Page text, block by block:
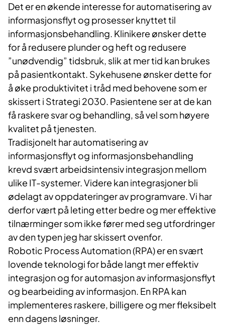
Det er en økende interesse for automatisering av
informasjonsflyt og prosesser knyttet til
informasjonsbehandling. Klinikere ønsker dette
for å redusere plunder og heft og redusere
”unødvendig” tidsbruk, slik at mer tid kan brukes
på pasientkontakt. Sykehusene ønsker dette for
å øke produktivitet i tråd med behovene som er
skissert i Strategi 2030. Pasientene ser at de kan
få raskere svar og behandling, så vel som høyere
kvalitet på tjenesten.
Tradisjonelt har automatisering av
informasjonsflyt og informasjonsbehandling
krevd svært arbeidsintensiv integrasjon mellom
ulike IT-systemer. Videre kan integrasjoner bli
ødelagt av oppdateringer av programvare. Vi har
derfor vært på leting etter bedre og mer effektive
tilnærminger som ikke fører med seg utfordringer
av den typen jeg har skissert ovenfor.
Robotic Process Automation (RPA) er en svært
lovende teknologi for både langt mer effektiv
integrasjon og for automasjon av informasjonsflyt
og bearbeiding av informasjon. En RPA kan
implementeres raskere, billigere og mer fleksibelt
enn dagens løsninger.